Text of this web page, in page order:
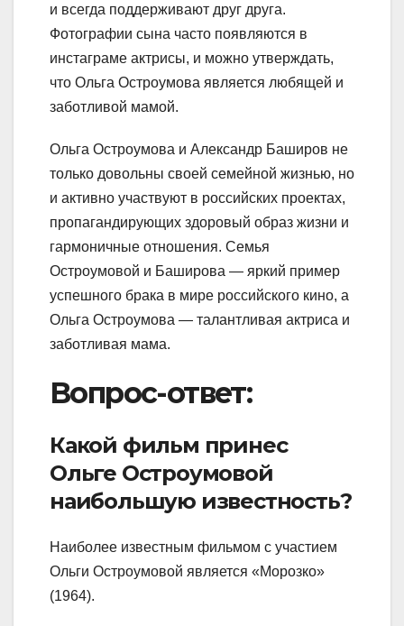
и всегда поддерживают друг друга.
Фотографии сына часто появляются в
инстаграме актрисы, и можно утверждать,
что Ольга Остроумова является любящей и
заботливой мамой.
Ольга Остроумова и Александр Баширов не
только довольны своей семейной жизнью, но
и активно участвуют в российских проектах,
пропагандирующих здоровый образ жизни и
гармоничные отношения. Семья
Остроумовой и Баширова — яркий пример
успешного брака в мире российского кино, а
Ольга Остроумова — талантливая актриса и
заботливая мама.
Вопрос-ответ:
Какой фильм принес
Ольге Остроумовой
наибольшую известность?
Наиболее известным фильмом с участием
Ольги Остроумовой является «Морозко»
(1964).